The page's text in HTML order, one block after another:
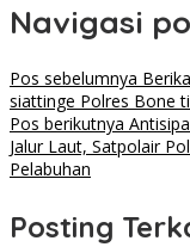
Navigasi
Pos sebelumnya
siattinge Polres Bone
Pos berikutnya
Jalur Laut, Satpolair
Pelabuhan
Posting